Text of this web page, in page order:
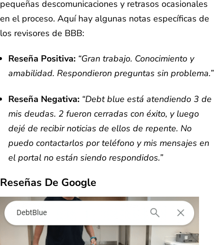
pequeñas descomunicaciones y retrasos ocasionales
en el proceso. Aquí hay algunas notas específicas de
los revisores de BBB:
Reseña Positiva: “Gran trabajo. Conocimiento y
amabilidad. Respondieron preguntas sin problema.”
Reseña Negativa: “Debt blue está atendiendo 3 de
mis deudas. 2 fueron cerradas con éxito, y luego
dejé de recibir noticias de ellos de repente. No
puedo contactarlos por teléfono y mis mensajes en
el portal no están siendo respondidos.”
Reseñas De Google